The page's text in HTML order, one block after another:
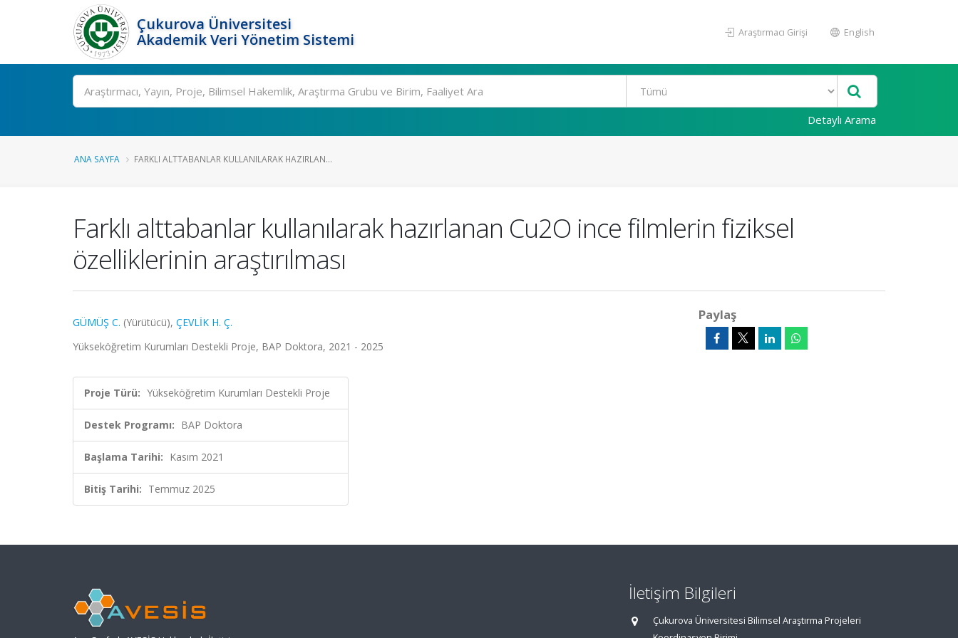
Çukurova Üniversitesi
Akademik Veri Yönetim Sistemi
Araştırmacı Girişi English
Ara
Detaylı Arama
ANA SAYFA FARKLI ALTTABANLAR KULLANILARAK HAZIRLAN...
Farklı alttabanlar kullanılarak hazırlanan Cu2O ince filmlerin fiziksel
özelliklerinin araştırılması
GÜMÜŞ C. (Yürütücü), ÇEVLİK H. Ç.
Yükseköğretim Kurumları Destekli Proje, BAP Doktora, 2021 - 2025
Proje Türü: Yükseköğretim Kurumları Destekli Proje
Destek Programı: BAP Doktora
Başlama Tarihi: Kasım 2021
Bitiş Tarihi: Temmuz 2025
Paylaş
İletişim Bilgileri
Çukurova Üniversitesi Bilimsel Araştırma Projeleri